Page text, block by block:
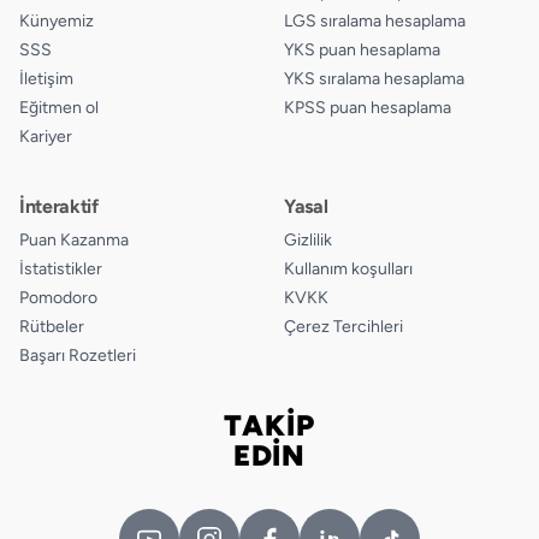
Künyemiz
SSS
İletişim
Eğitmen ol
Kariyer
LGS sıralama hesaplama
YKS puan hesaplama
YKS sıralama hesaplama
KPSS puan hesaplama
İnteraktif
Puan Kazanma
İstatistikler
Pomodoro
Rütbeler
Başarı Rozetleri
Yasal
Gizlilik
Kullanım koşulları
KVKK
Çerez Tercihleri
TAKİP
EDİN